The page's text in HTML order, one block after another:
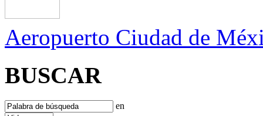
Aeropuerto Ciudad de
BUSCAR
en